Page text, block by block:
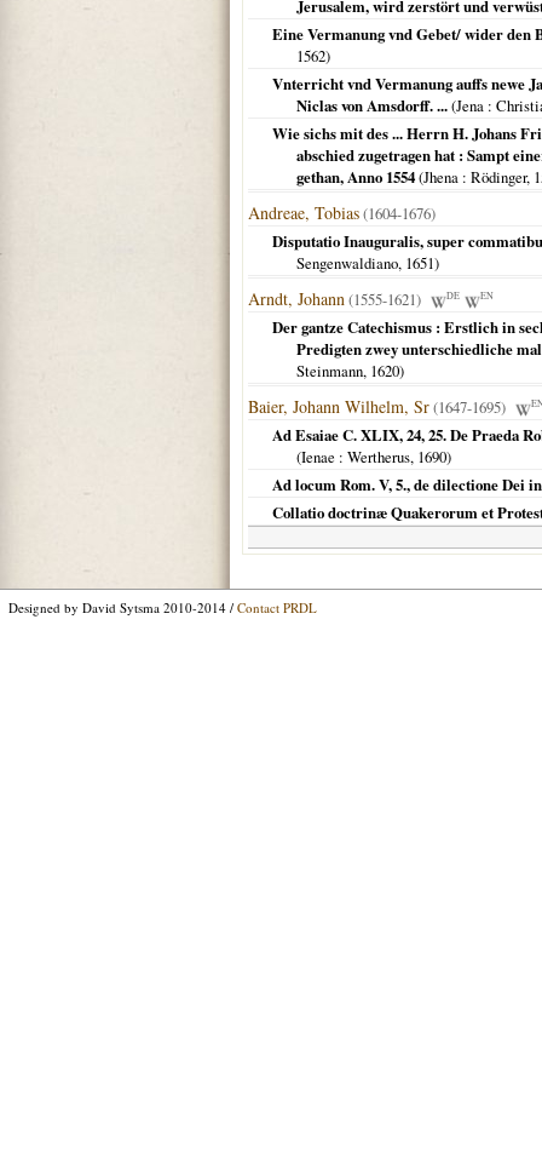
Jerusalem, wird zerstört und
Eine Vermanung vnd Gebet/ wider den
1562)
Vnterricht vnd Vermanung auffs newe
Niclas von Amsdorff. ...(Jena :
Wie sichs mit des ... Herrn H. Johans
abschied zugetragen hat : Sampt
gethan, Anno 1554(Jhena : Rödinger,
Andreae, Tobias(1604-1676)
Disputatio Inauguralis, super
Sengenwaldiano, 1651)
Arndt, Johann(1555-1621) DE EN
Der gantze Catechismus : Erstlich in
Predigten zwey unterschiedliche
Steinmann, 1620)
Baier, Johann Wilhelm, Sr(1647-1695)
Ad Esaiae C. XLIX, 24, 25. De Praeda
(Ienae : Wertherus, 1690)
Ad locum Rom. V, 5., de dilectione Dei
Collatio doctrinæ Quakerorum et
Designed by David Sytsma 2010-2014 / Contact PRDL